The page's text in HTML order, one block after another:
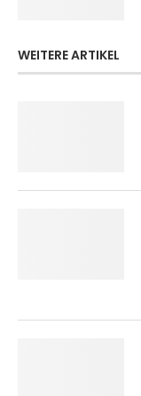
WEITERE ARTIKEL